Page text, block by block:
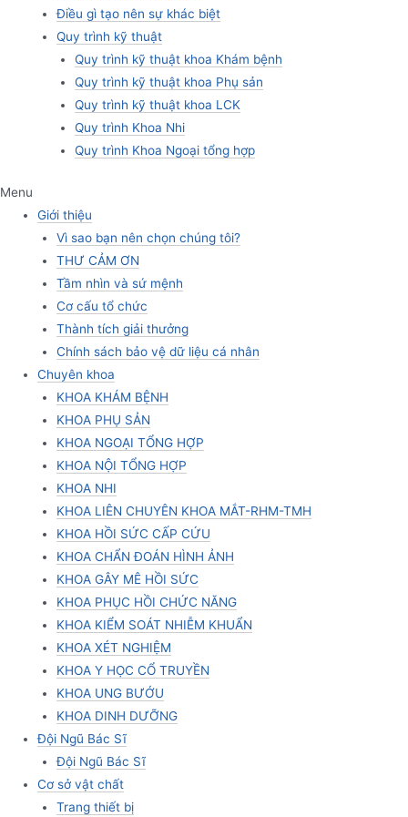
Điều gì tạo nên sự khác biệt
Quy trình kỹ thuật
Quy trình kỹ thuật khoa Khám bệnh
Quy trình kỹ thuật khoa Phụ sản
Quy trình kỹ thuật khoa LCK
Quy trình Khoa Nhi
Quy trình Khoa Ngoại tổng hợp
Menu
Giới thiệu
Vì sao bạn nên chọn chúng tôi?
THƯ CẢM ƠN
Tầm nhìn và sứ mệnh
Cơ cấu tổ chức
Thành tích giải thưởng
Chính sách bảo vệ dữ liệu cá nhân
Chuyên khoa
KHOA KHÁM BỆNH
KHOA PHỤ SẢN
KHOA NGOẠI TỔNG HỢP
KHOA NỘI TỔNG HỢP
KHOA NHI
KHOA LIÊN CHUYÊN KHOA MẮT-RHM-TMH
KHOA HỒI SỨC CẤP CỨU
KHOA CHẨN ĐOÁN HÌNH ẢNH
KHOA GÂY MÊ HỒI SỨC
KHOA PHỤC HỒI CHỨC NĂNG
KHOA KIỂM SOÁT NHIỄM KHUẨN
KHOA XÉT NGHIỆM
KHOA Y HỌC CỔ TRUYỀN
KHOA UNG BƯỚU
KHOA DINH DƯỠNG
Đội Ngũ Bác Sĩ
Đội Ngũ Bác Sĩ
Cơ sở vật chất
Trang thiết bị